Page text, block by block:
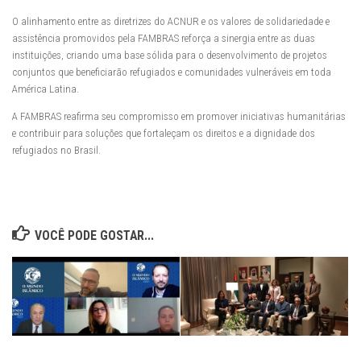
O alinhamento entre as diretrizes do ACNUR e os valores de solidariedade e
assistência promovidos pela FAMBRAS reforça a sinergia entre as duas
instituições, criando uma base sólida para o desenvolvimento de projetos
conjuntos que beneficiarão refugiados e comunidades vulneráveis em toda
América Latina.
A FAMBRAS reafirma seu compromisso em promover iniciativas humanitárias
e contribuir para soluções que fortaleçam os direitos e a dignidade dos
refugiados no Brasil.
VOCÊ PODE GOSTAR...